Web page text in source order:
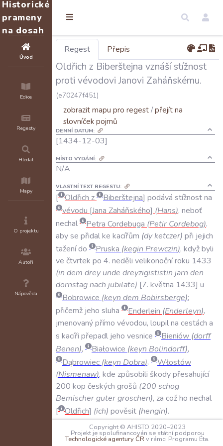
Historické
prameny
na dosah
Úvod
Edice
Regesty
Hledat
Mapy
O projektu
Autoři
Nápověda
Regest Přepis
Oldřich z Biberštejna vznáší stížnost
proti vévodovi Janovi Zaháňskému.
(e70247f451)
zobrazit mapu pro regest/přejít na
slovníček pojmů
DENNÍ DATUM:
[1434-12-03]
MÍSTO VYDÁNÍ:
N/A
VLASTNÍ TEXT REGESTU:
Oldřich z Biberštejna podává stížnostna
vévodu Jana Zaháňského (Hans), neboť
nechal
Petra Cordebuga (Petir Cordebog),
abyse přidalke kacířům (dyketczer) při jejich
taženído Pruska (kegin Prewczin), kdyžbyli
ve čtvrtek po 4. neděli velikonočníroku 1433
(in dem drey unde dreyzigististin jarn den
dornstagnach jubilate) 7. května 1433 u
Bobrowice (keyn dem Bobirsberge);
přičemž jeho sluha Enderlein (Enderleyn),
jmenovanýpřímo vévodou, loupilna cestách a
s kacíři přepadl jeho vesnice Bieniów (dorff
Benen), Białowice (keyn Bolindorff),
Dąbrowiec (keyn Dobra),
Włostów
(Nismenaw), kde způsobili škodypřesahující
200 kop českých grošů (200 schog
Bemischergutergroschen), za cožho nechal
Oldřich (ich) pověsit (hengin).
N/A
Copyright © AHISTO 2020–2023
Projekt je spolufinancován se státní podporou
Technologické agentury ČR v rámci Programu Éta.